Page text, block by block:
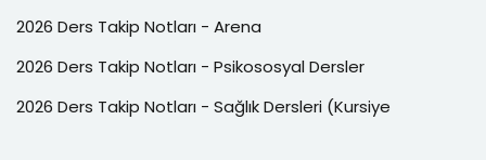
2026 Ders Takip Notları - Arena
2026 Ders Takip Notları - Psikososyal Dersler
2026 Ders Takip Notları - Sağlık Dersleri (Kursiye